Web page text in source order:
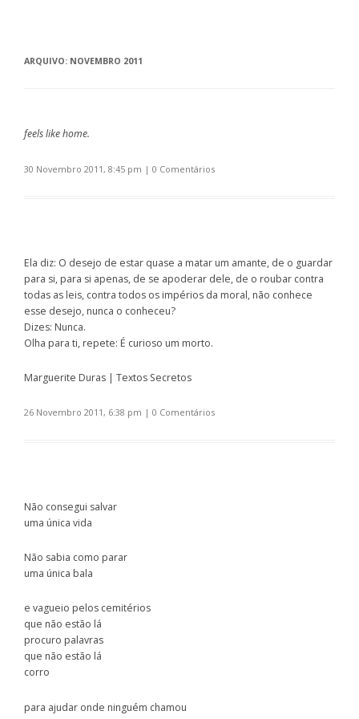
ARQUIVO: NOVEMBRO 2011
feels like home.
30 Novembro 2011, 8:45 pm | 0 Comentários
Ela diz: O desejo de estar quase a matar um amante, de o guardar
para si, para si apenas, de se apoderar dele, de o roubar contra
todas as leis, contra todos os impérios da moral, não conhece
esse desejo, nunca o conheceu?
Dizes: Nunca.
Olha para ti, repete: É curioso um morto.
Marguerite Duras | Textos Secretos
26 Novembro 2011, 6:38 pm | 0 Comentários
Não consegui salvar
uma única vida
Não sabia como parar
uma única bala
e vagueio pelos cemitérios
que não estão lá
procuro palavras
que não estão lá
corro
para ajudar onde ninguém chamou